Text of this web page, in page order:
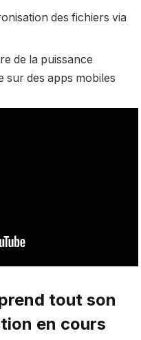
des fichiers via
de la puissance
sur des apps mobiles
tout son
en cours